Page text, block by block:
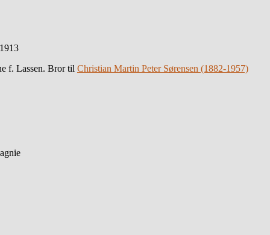
f. Lassen. Bror til Christian Martin Peter Sørensen (1882-1957)